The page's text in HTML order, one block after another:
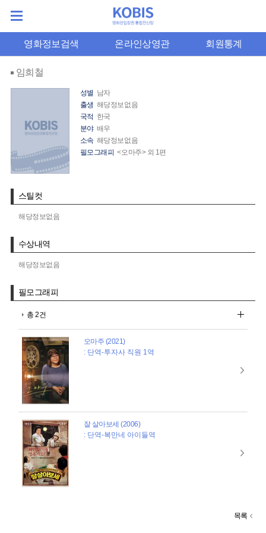
영화정보검색 온라인상영관 회원통계
임희철
성별 남자
출생 해당정보없음
국적 한국
분야 배우
소속 해당정보없음
필모그래피 <오마주> 외 1편
스틸컷
해당정보없음
수상내역
해당정보없음
필모그래피
총 2건
오마주 (2021)
: 단역-투자사 직원 1역
잘 살아보세 (2006)
: 단역-복만네 아이들역
목록